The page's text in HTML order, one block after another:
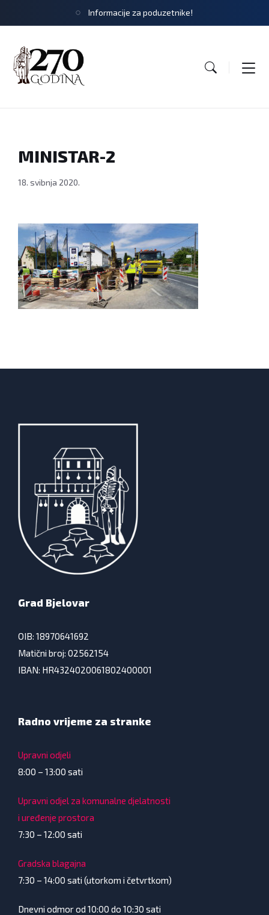
Informacije za poduzetnike!
MINISTAR-2
18. svibnja 2020.
Grad Bjelovar
OIB: 18970641692
Matični broj: 02562154
IBAN: HR4324020061802400001
Radno vrijeme za stranke
Upravni odjeli
8:00 – 13:00 sati
Upravni odjel za komunalne djelatnosti
i uređenje prostora
7:30 – 12:00 sati
Gradska blagajna
7:30 – 14:00 sati (utorkom i četvrtkom)
Dnevni odmor od 10:00 do 10:30 sati